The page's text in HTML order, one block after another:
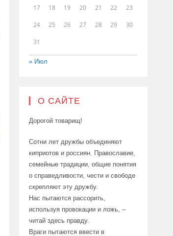
17 18 19 20 21 22 23
24 25 26 27 28 29 30
31
« Июл
О САЙТЕ
Дорогой товарищ!
Сотни лет дружбы объединяют
киприотов и россиян. Православие,
семейные традиции, общие понятия
о справедливости, чести и свободе
скрепляют эту дружбу.
Нас пытаются рассорить,
используя провокации и ложь, –
читай здесь правду.
Враги пытаются ввести в